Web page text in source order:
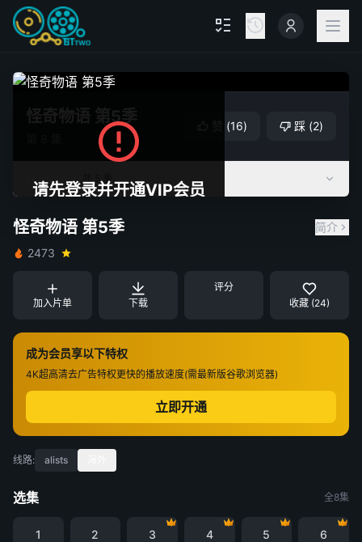
请先登录并开通VIP会员
重试
怪奇物语 第5季 (16) 踩 (2)
全部季数 共 5 季
怪奇物语 第5季
简介
2473
加入片单 下载
评分
收藏 (24)
成为会员享以下特权
4K超高清去广告特权更快的播放速度(需最新版谷歌浏览器)
立即开通
线路: alists
选集 全8集
1 2 3 4 5 6